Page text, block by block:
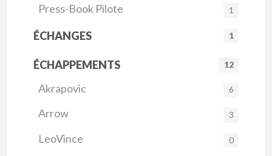
Press-Book Pilote 1
ÉCHANGES 1
ÉCHAPPEMENTS 12
Akrapovic 6
Arrow 3
LeoVince 0